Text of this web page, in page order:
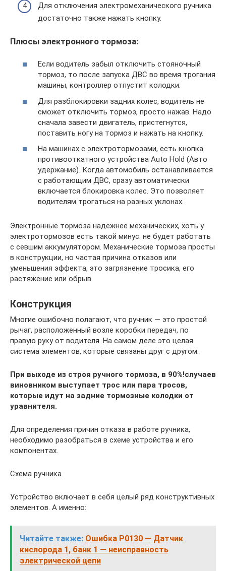
Для отключения электромеханического ручника
достаточно также нажать кнопку.
Плюсы электронного тормоза:
Если водитель забыл отключить стояночный
тормоз, то после запуска ДВС во время трогания
машины, контроллер отпустит колодки.
Для разблокировки задних колес, водитель не
сможет отключить тормоз, просто нажав. Надо
сначала завести двигатель, пристегнутся,
поставить ногу на тормоз и нажать на кнопку.
На машинах с электротормозами, есть кнопка
противооткатного устройства Auto Hold (Авто
удержание). Когда автомобиль останавливается
с работающим ДВС, сразу автоматически
включается блокировка колес. Это позволяет
водителям трогаться на разных уклонах.
Электронные тормоза надежнее механических, хоть у
электротормозов есть такой минус: не будет работать
с севшим аккумулятором. Механические тормоза просты
в конструкции, но частая причина отказов или
уменьшения эффекта, это загрязнение тросика, его
растяжение или обрыв.
Конструкция
Многие ошибочно полагают, что ручник — это простой
рычаг, расположенный возле коробки передач, по
правую руку от водителя. На самом деле это целая
система элементов, которые связаны друг с другом.
При выходе из строя ручного тормоза, в 90%!случаев
виновником выступает трос или пара тросов,
которые идут на задние тормозные колодки от
уравнителя.
Для определения причин отказа в работе ручника,
необходимо разобраться в схеме устройства и его
компонентах.
Схема ручника
Устройство включает в себя целый ряд конструктивных
элементов. А именно:
Читайте также: Ошибка P0130 — Датчик
кислорода 1, банк 1 — неисправность
электрической цепи